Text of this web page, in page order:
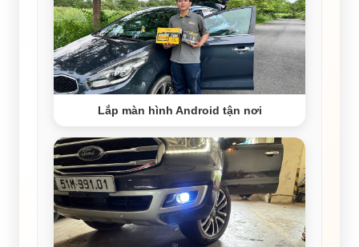
Lắp màn hình Android tận nơi